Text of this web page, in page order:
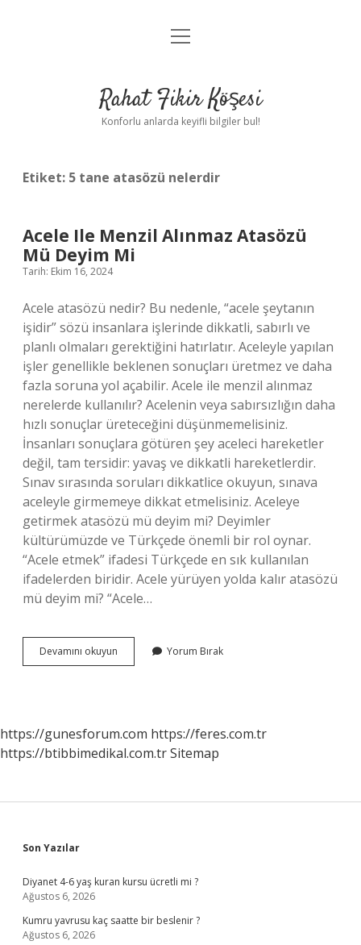
Anasayfa
Yasal Uyarı
menüyü
Rahat Fikir Köşesi
Konforlu anlarda keyifli bilgiler bul!
Etiket: 5 tane atasözü nelerdir
Acele Ile Menzil Alınmaz Atasözü
Mü Deyim Mi
Tarih: Ekim 16, 2024
Acele atasözü nedir? Bu nedenle, “acele şeytanın
işidir” sözü insanlara işlerinde dikkatli, sabırlı ve
planlı olmaları gerektiğini hatırlatır. Aceleyle yapılan
işler genellikle beklenen sonuçları üretmez ve daha
fazla soruna yol açabilir. Acele ile menzil alınmaz
nerelerde kullanılır? Acelenin veya sabırsızlığın daha
hızlı sonuçlar üreteceğini düşünmemelisiniz.
İnsanları sonuçlara götüren şey aceleci hareketler
değil, tam tersidir: yavaş ve dikkatli hareketlerdir.
Sınav sırasında soruları dikkatlice okuyun, sınava
aceleyle girmemeye dikkat etmelisiniz. Aceleye
getirmek atasözü mü deyim mi? Deyimler
kültürümüzde ve Türkçede önemli bir rol oynar.
“Acele etmek” ifadesi Türkçede en sık kullanılan
ifadelerden biridir. Acele yürüyen yolda kalır atasözü
mü deyim mi? “Acele…
Devamını okuyun
Ile
Deyim
Mi
Yorum Bırak
https://gunesforum.com https://feres.com.tr
https://btibbimedikal.com.trSitemap
Sidebar
Son Yazılar
Diyanet 4-6 yaş kuran kursu ücretli mi ?
Ağustos 6, 2026
Kumru yavrusu kaç saatte bir beslenir ?
Ağustos 6, 2026